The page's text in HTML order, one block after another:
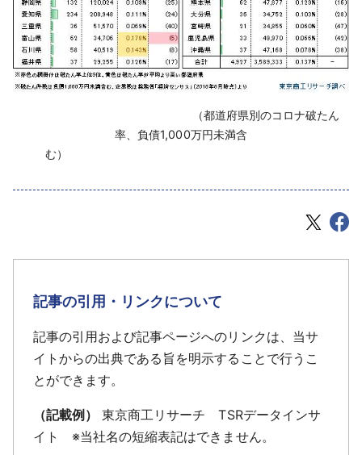
‌ （都道府県別のコロナ破たん
率、負債1,000万円未満含
む）
記事の引用・リンクについて
記事の引用および記事ページへのリンクは、当サ
イトからの出典である旨を明示することで行うこ
とができます。
（記載例）
東京商工リサーチ TSRデータインサ
イト ※当社名の短縮表記はできません。